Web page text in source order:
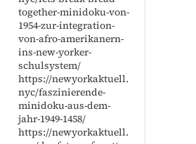
together-minidoku-von-
1954-zur-integration-
von-afro-amerikanern-
ins-new-yorker-
schulsystem/
https://newyorkaktuell.
nyc/faszinierende-
minidoku-aus-dem-
jahr-1949-1458/
https://newyorkaktuell.